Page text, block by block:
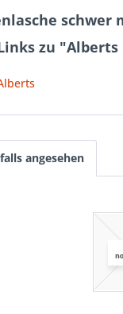
schwer
zu "Alberts
angesehen